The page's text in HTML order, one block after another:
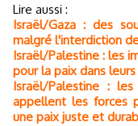
Lire aussi :
Israël/Gaza : des
malgré l'interdiction
Israël/Palestine : les
pour la paix dans
Israël/Palestine :
appellent les forces
une paix juste et